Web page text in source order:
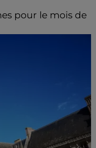
pour le mois de